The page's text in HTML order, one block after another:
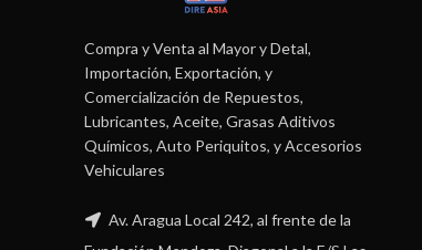
Compra y Venta al Mayor y Detal,
Importación, Exportación, y
Comercialización de Repuestos,
Lubricantes, Aceite, Grasas Aditivos
Químicos, Auto Periquitos, y Accesorios
Vehiculares
Av. Aragua Local 242, al frente de la